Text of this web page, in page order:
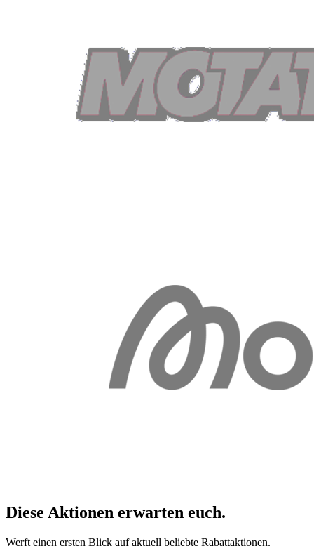
Diese Aktionen erwarten euch.
Werft einen ersten Blick auf aktuell beliebte Rabattaktionen.